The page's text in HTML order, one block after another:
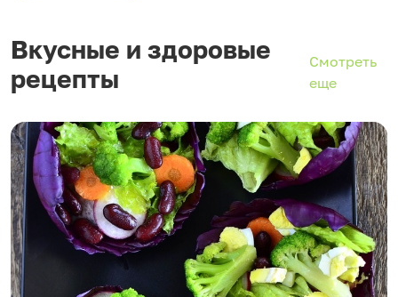
Вкусные и здоровые
рецепты
Смотреть
еще